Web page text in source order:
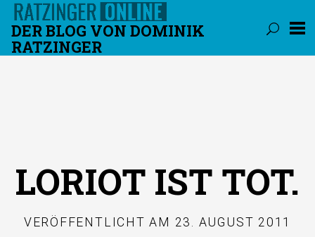
DER BLOG VON DOMINIK
RATZINGER
LORIOT IST TOT.
VERÖFFENTLICHT AM 23. AUGUST 2011